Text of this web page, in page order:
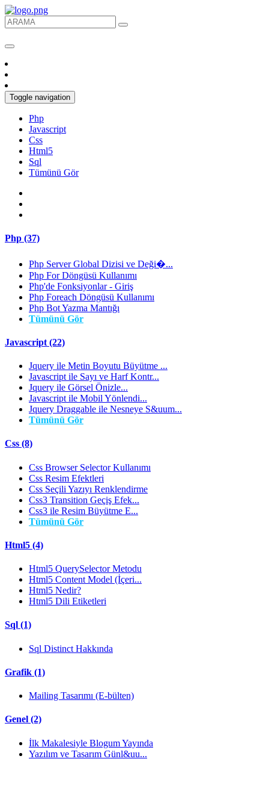
Toggle navigation
Php
Javascript
Css
Html5
Sql
Tümünü Gör
Php (37)
Php Server Global Dizisi ve Deği�...
Php For Döngüsü Kullanımı
Php'de Fonksiyonlar - Giriş
Php Foreach Döngüsü Kullanımı
Php Bot Yazma Mantığı
Tümünü Gör
Javascript (22)
Jquery ile Metin Boyutu Büyütme ...
Javascript ile Sayı ve Harf Kontr...
Jquery ile Görsel Önizle...
Javascript ile Mobil Yönlendi...
Jquery Draggable ile Nesneye S&uum...
Tümünü Gör
Css (8)
Css Browser Selector Kullanımı
Css Resim Efektleri
Css Seçili Yazıyı Renklendirme
Css3 Transition Geçiş Efek...
Css3 ile Resim Büyütme E...
Tümünü Gör
Html5 (4)
Html5 QuerySelector Metodu
Html5 Content Model (İçeri...
Html5 Nedir?
Html5 Dili Etiketleri
Sql (1)
Sql Distinct Hakkında
Grafik (1)
Mailing Tasarımı (E-bülten)
Genel (2)
İlk Makalesiyle Blogum Yayında
Yazılım ve Tasarım Günl&uu...